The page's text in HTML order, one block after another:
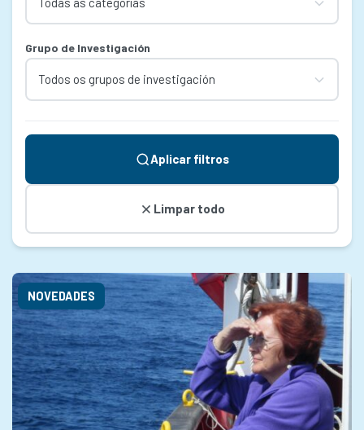
Grupo de Investigación
Aplicar filtros
Limpar todo
NOVEDADES